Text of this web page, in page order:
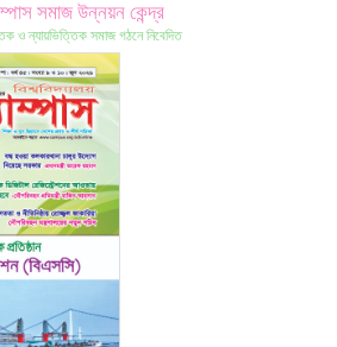
সমাজ উন্নয়ন কেন্দ্র
ও ন্যায়ভিত্তিক সমাজ গঠনে নিবেদিত